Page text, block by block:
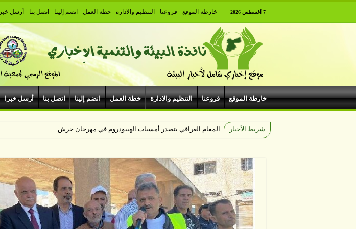
7 أغسطس 2026 خارطة الموقع فروعنا التنظيم والادارة خطة العمل انضم إلينا اتصل بنا أرسل خبرا
خارطة الموقع فروعنا التنظيم والادارة خطة العمل انضم إلينا اتصل بنا أرسل خبرا
شريط الأخبار مهرجان